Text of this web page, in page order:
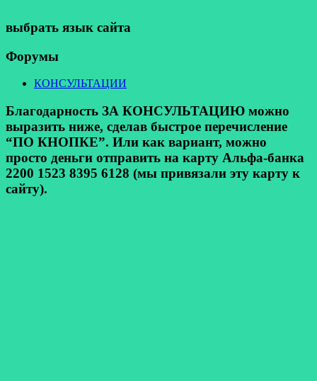
выбрать язык сайта
Форумы
КОНСУЛЬТАЦИИ
Благодарность ЗА КОНСУЛЬТАЦИЮ можно
выразить ниже, сделав быстрое перечисление
“ПО КНОПКЕ”. Или как вариант, можно
просто деньги отправить на карту Альфа-банка
2200 1523 8395 6128 (мы привязали эту карту к
сайту).